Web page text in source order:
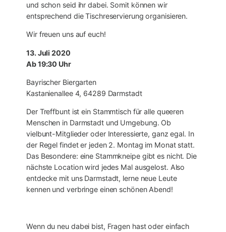
und schon seid ihr dabei. Somit können wir
entsprechend die Tischreservierung organisieren.
Wir freuen uns auf euch!
13. Juli 2020
Ab 19:30 Uhr
Bayrischer Biergarten
Kastanienallee 4, 64289 Darmstadt
Der Treffbunt ist ein Stammtisch für alle queeren
Menschen in Darmstadt und Umgebung. Ob
vielbunt-Mitglieder oder Interessierte, ganz egal. In
der Regel findet er jeden 2. Montag im Monat statt.
Das Besondere: eine Stammkneipe gibt es nicht. Die
nächste Location wird jedes Mal ausgelost. Also
entdecke mit uns Darmstadt, lerne neue Leute
kennen und verbringe einen schönen Abend!
Wenn du neu dabei bist, Fragen hast oder einfach